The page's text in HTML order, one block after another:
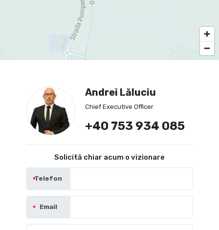
Andrei Lăluciu
Chief Executive Officer
+40 753 934 085
Solicită chiar acum o vizionare
Telefon
Email